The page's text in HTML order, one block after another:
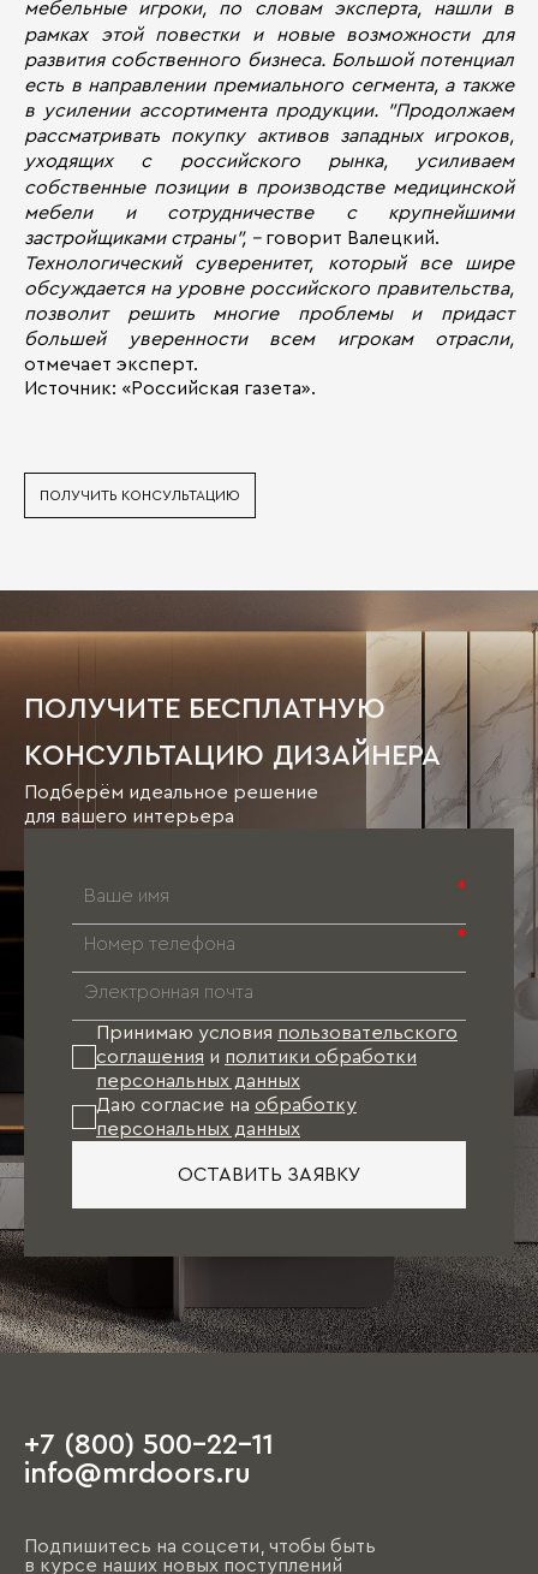
мебельные игроки, по словам эксперта, нашли в
рамках этой повестки и новые возможности для
развития собственного бизнеса. Большой потенциал
есть в направлении премиального сегмента, а также
в усилении ассортимента продукции.
"Продолжаем
рассматривать покупку активов западных игроков,
уходящих с российского рынка, усиливаем
собственные позиции в производстве медицинской
мебели и сотрудничестве с крупнейшими
застройщиками страны", - говорит Валецкий.
Технологический суверенитет, который все шире
обсуждается на уровне российского правительства,
позволит решить многие проблемы и придаст
большей уверенности всем игрокам отрасли,
отмечает эксперт.
Источник: «Российская газета».
ПОЛУЧИТЬ КОНСУЛЬТАЦИЮ
ПОЛУЧИТЕ БЕСПЛАТНУЮ
КОНСУЛЬТАЦИЮ ДИЗАЙНЕРА
Подберём идеальное решение
для вашего интерьера
*
*
Принимаю условия пользовательского
соглашения и политики обработки
персональных данных
Даю согласие на обработку
персональных данных
ОСТАВИТЬ ЗАЯВКУ
+7 (800) 500-22-11
info@mrdoors.ru
Подпишитесь на соцсети, чтобы быть
в курсе наших новых поступлений